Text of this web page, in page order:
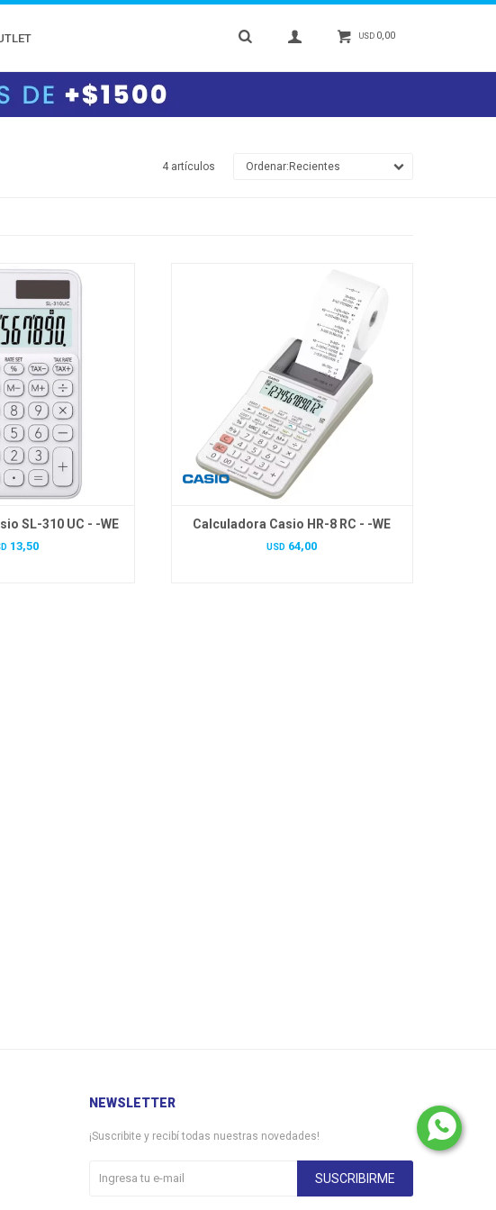
USD 0,00
4 artículos Recientes
SL-310 UC - -WE
13,50
Calculadora Casio HR-8 RC - -WE
USD 64,00
NEWSLETTER
¡Suscribite y recibí todas nuestras novedades!
SUSCRIBIRME